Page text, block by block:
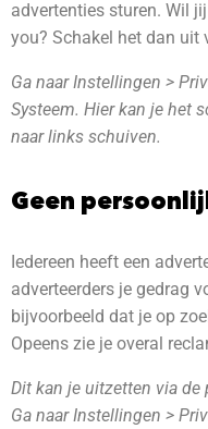
advertenties sturen. Wil
you? Schakel het dan uit
Ga naar Instellingen >
Systeem. Hier kan je het
naar links schuiven.
Geen
Iedereen heeft een
adverteerders je gedrag
bijvoorbeeld dat je op
Opeens zie je overal
Dit kan je uitzetten via
Ga naar Instellingen >